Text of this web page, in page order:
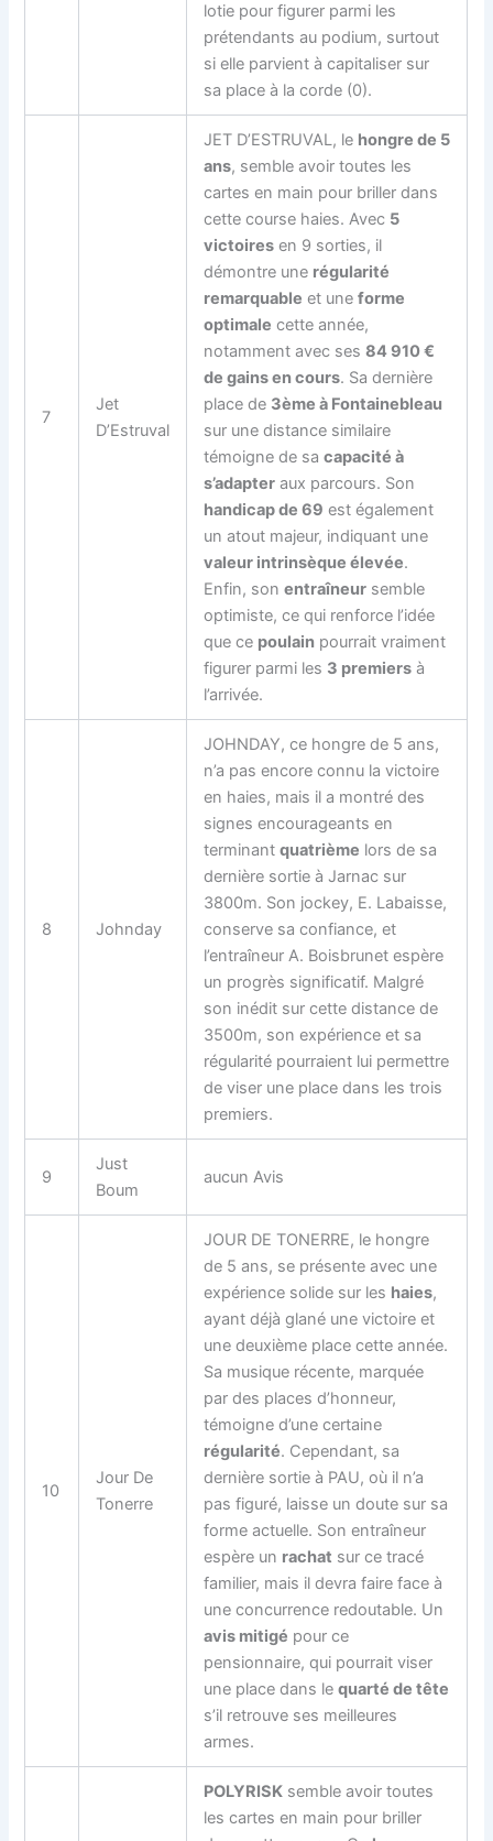
lotie pour figurer parmi les
prétendants au podium, surtout
si elle parvient à capitaliser sur
sa place à la corde (0).
7
Jet
D’Estruval
JET D’ESTRUVAL, le hongre de 5
ans, semble avoir toutes les
cartes en main pour briller dans
cette course haies. Avec 5
victoires en 9 sorties, il
démontre une régularité
remarquable et uneforme
optimale cette année,
notamment avec ses84 910 €
de gains en cours. Sa dernière
place de 3ème à Fontainebleau
sur une distance similaire
témoigne de sacapacité à
s’adapter aux parcours. Son
handicap de 69 est également
un atout majeur, indiquant une
valeur intrinsèque élevée.
Enfin, sonentraîneur semble
optimiste, ce qui renforce l’idée
que ce poulain pourrait vraiment
figurer parmi les 3 premiers à
l’arrivée.
8 Johnday
JOHNDAY, ce hongre de 5 ans,
n’a pas encore connu la victoire
en haies, mais il a montré des
signes encourageants en
terminantquatrième lors de sa
dernière sortie à Jarnac sur
3800m. Son jockey, E. Labaisse,
conserve sa confiance, et
l’entraîneur A. Boisbrunet espère
un progrès significatif. Malgré
son inédit sur cette distance de
3500m, son expérience et sa
régularité pourraient lui permettre
de viser une place dans les trois
premiers.
9
Just
Boum
aucun Avis
10
Jour De
Tonerre
JOUR DE TONERRE, le hongre
de 5 ans, se présente avec une
expérience solide sur les haies,
ayant déjà glané une victoire et
une deuxième place cette année.
Sa musique récente, marquée
par des places d’honneur,
témoigne d’une certaine
régularité. Cependant, sa
dernière sortie à PAU, où il n’a
pas figuré, laisse un doute sur sa
forme actuelle. Son entraîneur
espère un rachat sur ce tracé
familier, mais il devra faire face à
une concurrence redoutable. Un
avis mitigé pour ce
pensionnaire, qui pourrait viser
une place dans lequarté de tête
s’il retrouve ses meilleures
armes.
POLYRISK semble avoir toutes
les cartes en main pour briller